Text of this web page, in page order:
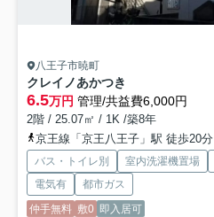
八王子市暁町
クレイノあかつき
6.5万円 管理/共益費6,000円
2階 / 25.07㎡ / 1K /築8年
京王線「京王八王子」駅 徒歩20分
バス・トイレ別 室内洗濯機置場
電気有
都市ガス
仲手無料 敷0 即入居可